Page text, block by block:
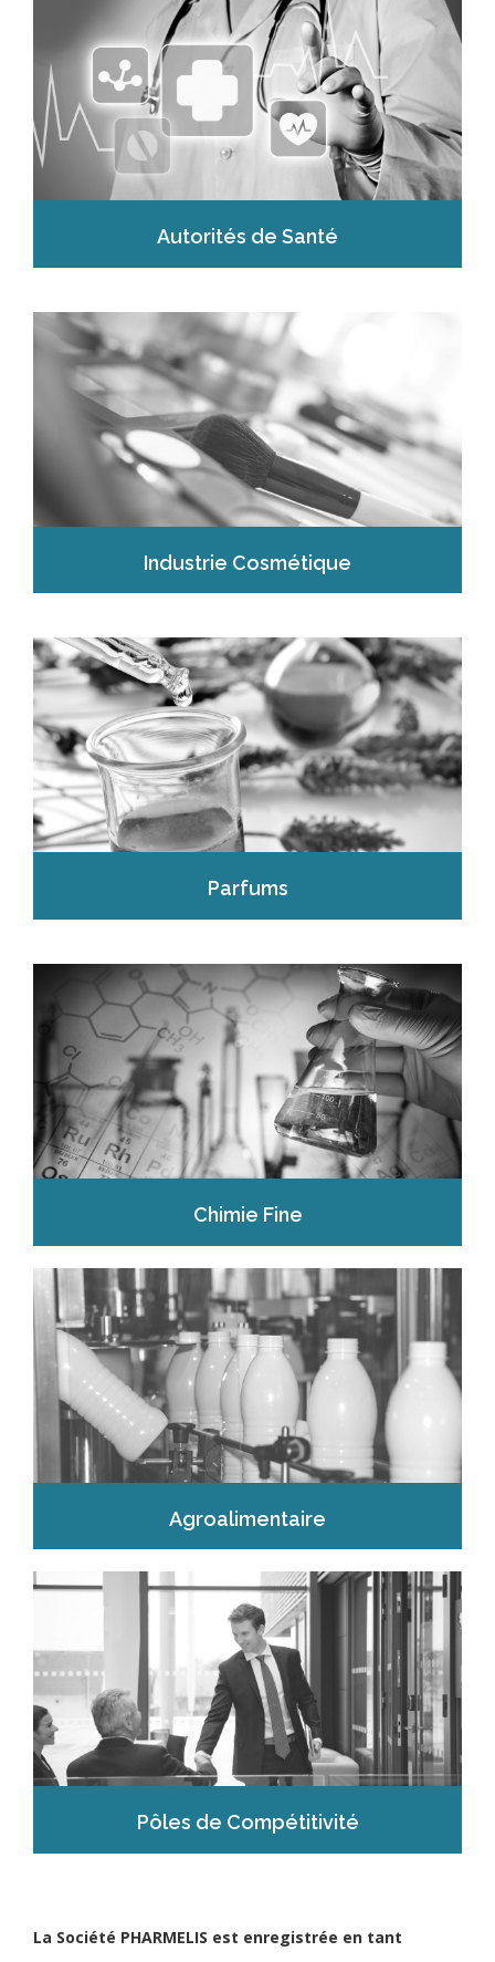
Autorités de Santé
Industrie Cosmétique
Parfums
Chimie Fine
Agroalimentaire
Pôles de Compétitivité
La Société PHARMELIS est enregistrée en tant